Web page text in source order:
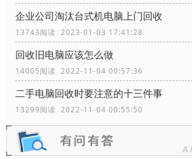
企业公司淘汰台式机电脑上门回收
13743阅读 2023-01-03 17:41:28
回收旧电脑应该怎么做
14005阅读 2022-11-04 00:57:36
二手电脑回收时要注意的十三件事
13299阅读 2022-11-04 00:55:50